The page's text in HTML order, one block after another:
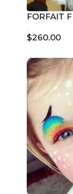
FORFAIT
$260.00